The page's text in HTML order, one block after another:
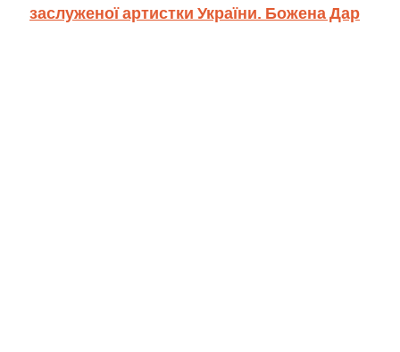
заслуженої артистки України. Божена Дар